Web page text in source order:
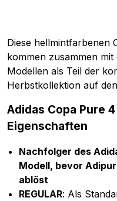
Diese hellmintfarbenen
kommen zusammen
Modellen als Teil der
Herbstkollektion auf
Adidas Copa Pure
Eigenschaften
Nachfolger des
Modell, bevor
ablöst
REGULAR: Als